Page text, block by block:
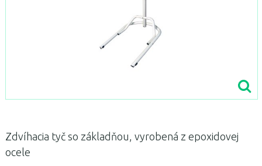
Zdvíhacia tyč so základňou, vyrobená z epoxidovej
ocele